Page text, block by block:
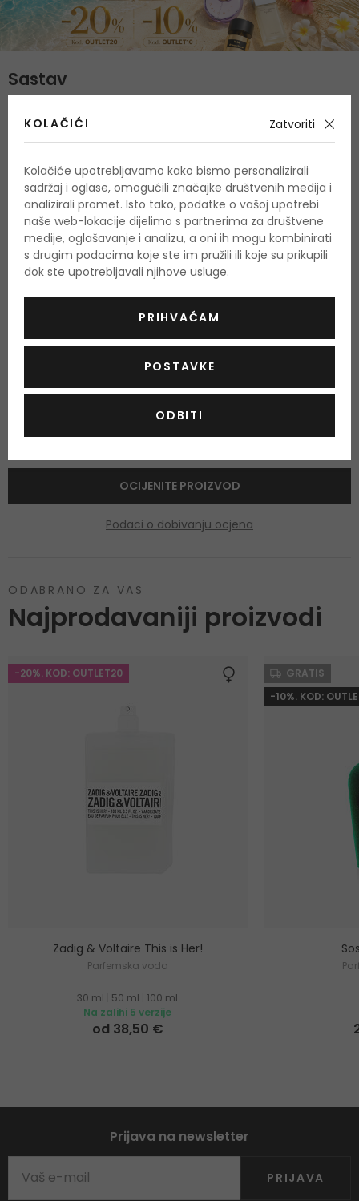
Sastav
Gornje note
crvena jabuka
Srednje note
ljubičica, jasmin
Bazne note
pačuli, vanilija
O proizvodu
Još nema recenzija za ovaj proizvod.
OCIJENITE PROIZVOD
Podaci o dobivanju ocjena
ODABRANO ZA VAS
Najprodavaniji proizvodi
-20%. KOD: OUTLET20
Zadig & Voltaire This is Her!
Parfemska voda
30 ml 50 ml
100 ml
Na zalihi 5 verzije
od 38,50 €
GRATIS
-10%. KOD:
Prijava na newsletter
PRIJAVA
KOLAČIĆI Zatvoriti
Kolačiće upotrebljavamo kako bismo personalizirali
sadržaj i oglase, omogućili značajke društvenih medija i
analizirali promet. Isto tako, podatke o vašoj upotrebi
naše web-lokacije dijelimo s partnerima za društvene
medije, oglašavanje i analizu, a oni ih mogu kombinirati
s drugim podacima koje ste im pružili ili koje su prikupili
dok ste upotrebljavali njihove usluge.
PRIHVAĆAM
POSTAVKE
ODBITI